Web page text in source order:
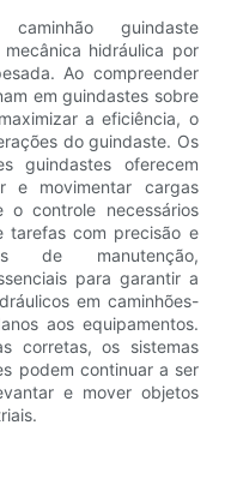
guindaste
hidráulica por
Ao compreender
em guindastes sobre
a eficiência, o
do guindaste. Os
guindastes oferecem
e movimentar cargas
o controle necessários
tarefas com precisão e
de manutenção,
para garantir a
em caminhões-
aos equipamentos.
corretas, os sistemas
podem continuar a ser
e mover objetos